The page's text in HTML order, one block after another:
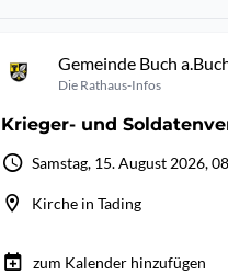
Gemeinde Buch
Die Rathaus-Infos
Krieger- und
Samstag, 15. August 2026,
Kirche in Tading
zum Kalender hinzufügen